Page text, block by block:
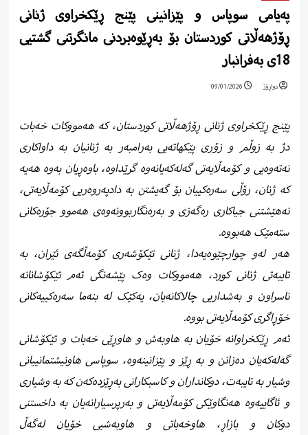
پەیامی سوپاس و پێزانینی پێنج ڕێکخراوی ژنانی
ڕۆژهەڵاتی کوردستان بۆ بەڕێوەبردنی مانگرتنی گشتیی
18ی بەفرانبار
دواڕۆژ 09/01/2026
پێنج ڕێکخراوی ژنانی ڕۆژهەڵاتی کوردستان، کە هەمووکات خەبات
دژ بە زوڵم و زۆری پێکهاتەیی بەرامبەر بە ژنانیان بە داواکاری
نەتەوەیی و کۆمەڵایەتی گەلەکەیانەوە گرێداوە، باوەڕیان بەوە هەیە
کە ژنان، رۆڵی سەرەکییان بۆ گەیشتن بە دادپەروەریی کۆمەڵایەتی،
نەهێشتنی جیاکاری رەگەزی و بەرەنگاربوونەوەی هەموو جۆرەکانی
ستەمێک هەبووە.
هەر لەو چوارچێوەیەدا، ژنانی تێکۆشەری کۆمەڵگەی ئێران، بە
تایبەتی ژنانی کورد، هەمووکات وەک پێشەنگی ئەم تێکۆشانانە
ناسراون و بەشداریی چالاکانەیان، یەکێک لە بنەما سەرەکییەکانی
خۆڕاگری کۆمەڵایەتی بووە.
ئەم ڕێکخراوانە خۆیان بە هاوبەش و هاوڕێی خەبات و تێکۆشانی
گەلەکەیان دەزانن و بە ڕێز و پێزانینەوە، سوپاسی هاونیشتمانییانی
وشیار بە تایبەت، دوکانداران و کاسبکارانی بەڕێزدەکەن کە بە وشیاری
و ئاگاییەوە هەنگاوێکی کۆمەڵایەتی و بەرپرسیارانەیان بە داخستنی
دوکان و بازاڕ، هاوخەباتی و هاوبەشیی خۆیان لەگەڵ